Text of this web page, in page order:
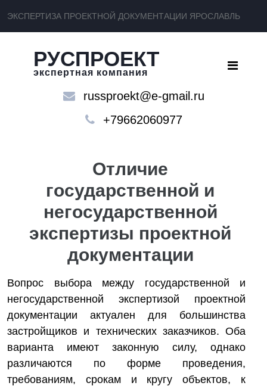
ЭКСПЕРТИЗА ПРОЕКТНОЙ ДОКУМЕНТАЦИИ ЯРОСЛАВЛЬ
РУСПРОЕКТ
экспертная компания
russproekt@e-gmail.ru
+79662060977
Отличие
государственной и
негосударственной
экспертизы проектной
документации
Вопрос выбора между государственной и
негосударственной экспертизой проектной
документации актуален для большинства
застройщиков и технических заказчиков. Оба
варианта имеют законную силу, однако
различаются по форме проведения,
требованиям, срокам и кругу объектов, к